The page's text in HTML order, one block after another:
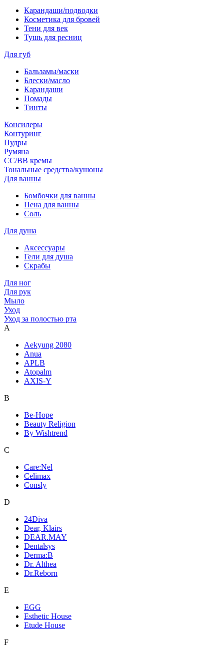
Карандаши/подводки
Косметика для бровей
Тени для век
Тушь для ресниц
Для губ
Бальзамы/маски
Блески/масло
Карандаши
Помады
Тинты
Консилеры
Контуринг
Пудры
Румяна
СС/ВВ кремы
Тональные средства/кушоны
Для ванны
Бомбочки для ванны
Пена для ванны
Соль
Для душа
Аксессуары
Гели для душа
Скрабы
Для ног
Для рук
Мыло
Уход
Уход за полостью рта
A
Aekyung 2080
Anua
APLB
Atopalm
AXIS-Y
B
Be-Hope
Beauty Religion
By Wishtrend
C
Care:Nel
Celimax
Consly
D
24Diva
Dear, Klairs
DEAR.MAY
Dentalsys
Derma:B
Dr. Althea
Dr.Reborn
E
EGG
Esthetic House
Etude House
F